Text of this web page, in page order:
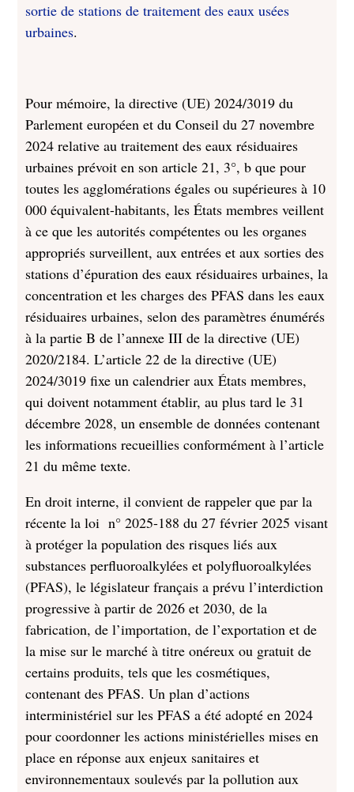
sortie de stations de traitement des eaux usées
urbaines.
Pour mémoire, la directive (UE) 2024/3019 du
Parlement européen et du Conseil du 27 novembre
2024 relative au traitement des eaux résiduaires
urbaines prévoit en son article 21, 3°, b que pour
toutes les agglomérations égales ou supérieures à 10
000 équivalent-habitants, les États membres veillent
à ce que les autorités compétentes ou les organes
appropriés surveillent, aux entrées et aux sorties des
stations d’épuration des eaux résiduaires urbaines, la
concentration et les charges des PFAS dans les eaux
résiduaires urbaines, selon des paramètres énumérés
à la partie B de l’annexe III de la directive (UE)
2020/2184. L’article 22 de la directive (UE)
2024/3019 fixe un calendrier aux États membres,
qui doivent notamment établir, au plus tard le 31
décembre 2028, un ensemble de données contenant
les informations recueillies conformément à l’article
21 du même texte.
En droit interne, il convient de rappeler que par la
récente la loi n° 2025-188 du 27 février 2025 visant
à protéger la population des risques liés aux
substances perfluoroalkylées et polyfluoroalkylées
(PFAS), le législateur français a prévu l’interdiction
progressive à partir de 2026 et 2030, de la
fabrication, de l’importation, de l’exportation et de
la mise sur le marché à titre onéreux ou gratuit de
certains produits, tels que les cosmétiques,
contenant des PFAS. Un plan d’actions
interministériel sur les PFAS a été adopté en 2024
pour coordonner les actions ministérielles mises en
place en réponse aux enjeux sanitaires et
environnementaux soulevés par la pollution aux